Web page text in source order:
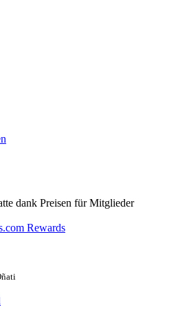
dank Preisen für Mitglieder
Rewards